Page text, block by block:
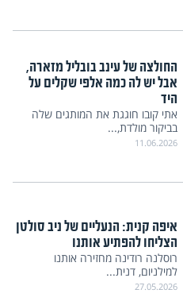
החולצה של עינב בובליל מזארה,
אבל יש לה כמה אלפי שקלים על
היד
אתי קובו חוגגת את המותגים שלה
בביקור מולדת,...
11.06.2026
איפה קנית: הנעליים של ניב סולטן
הצליחו להפתיע אותנו
רוסלנה רודינה מחזירה אותנו
למילניום, דנית...
27.05.2026